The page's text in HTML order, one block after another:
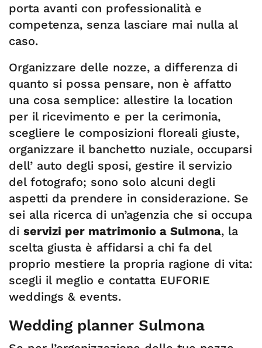
porta avanti con professionalità e
competenza, senza lasciare mai nulla al
caso.
Organizzare delle nozze, a differenza di
quanto si possa pensare, non è affatto
una cosa semplice: allestire la location
per il ricevimento e per la cerimonia,
scegliere le composizioni floreali giuste,
organizzare il banchetto nuziale, occuparsi
dell’ auto degli sposi, gestire il servizio
del fotografo; sono solo alcuni degli
aspetti da prendere in considerazione. Se
sei alla ricerca di un’agenzia che si occupa
di servizi per matrimonio a Sulmona, la
scelta giusta è affidarsi a chi fa del
proprio mestiere la propria ragione di vita:
scegli il meglio e contatta EUFORIE
weddings & events.
Wedding planner Sulmona